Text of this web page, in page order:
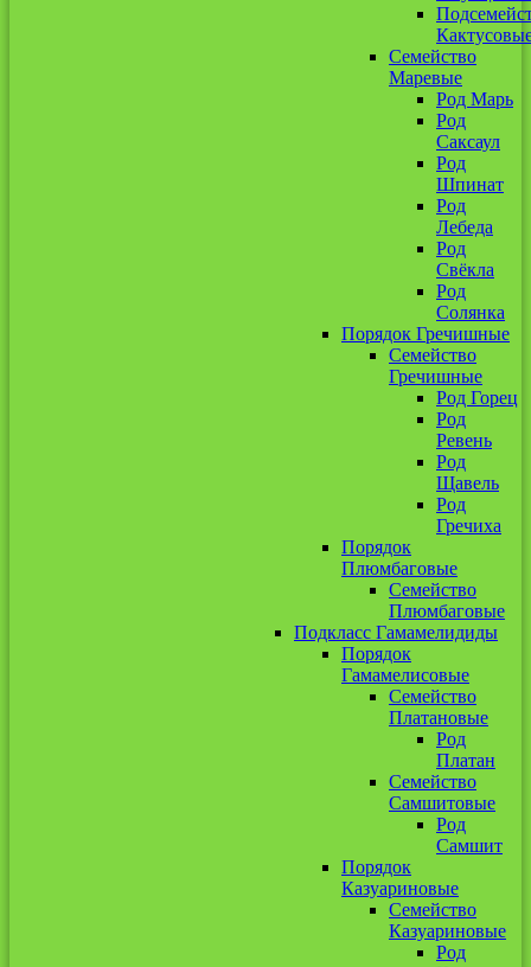
Семейство
Маревые
Род Марь
Род
Саксаул
Род
Шпинат
Род
Лебеда
Род
Свёкла
Род
Солянка
Порядок Гречишные
Семейство
Гречишные
Род Горец
Род
Ревень
Род
Щавель
Род
Гречиха
Порядок
Плюмбаговые
Семейство
Плюмбаговые
Подкласс Гамамелидиды
Порядок
Гамамелисовые
Семейство
Платановые
Род
Платан
Семейство
Самшитовые
Род
Самшит
Порядок
Казуариновые
Семейство
Казуариновые
Род